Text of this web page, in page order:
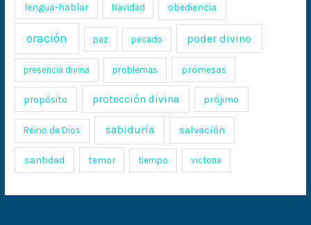
lengua-hablar Navidad obediencia
oración paz pecado poder divino
presencia divina problemas promesas
propósito protección divina prójimo
Reino de Dios sabiduría salvación
santidad temor tiempo victoria